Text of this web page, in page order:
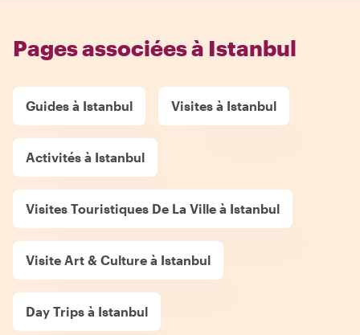
Pages associées à Istanbul
Guides à Istanbul Visites à Istanbul
Activités à Istanbul
Visites Touristiques De La Ville à Istanbul
Visite Art & Culture à Istanbul
Day Trips à Istanbul